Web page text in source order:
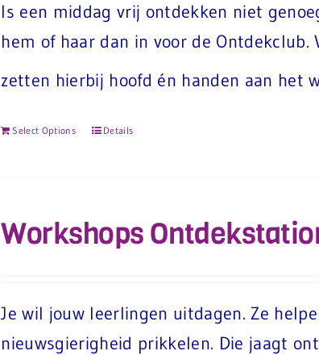
Is een middag vrij ontdekken niet
hem of haar dan in voor de
zetten hierbij hoofd én handen aan het
Select Options Details
Workshops
Je wil jouw leerlingen uitdagen. Ze
nieuwsgierigheid prikkelen. Die jaagt